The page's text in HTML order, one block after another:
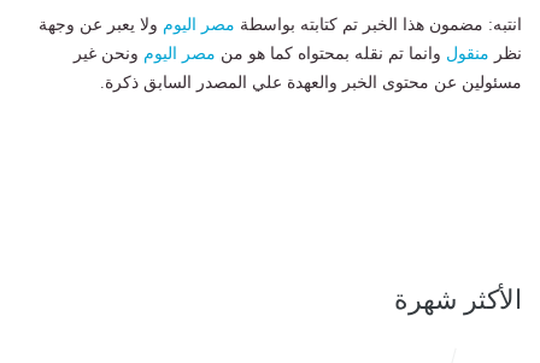
انتبه: مضمون هذا الخبر تم كتابته بواسطة مصر اليوم ولا يعبر عن وجهة
نظر منقول وانما تم نقله بمحتواه كما هو من مصر اليوم ونحن غير
مسئولين عن محتوى الخبر والعهدة علي المصدر السابق ذكرة.
الأكثر شهرة